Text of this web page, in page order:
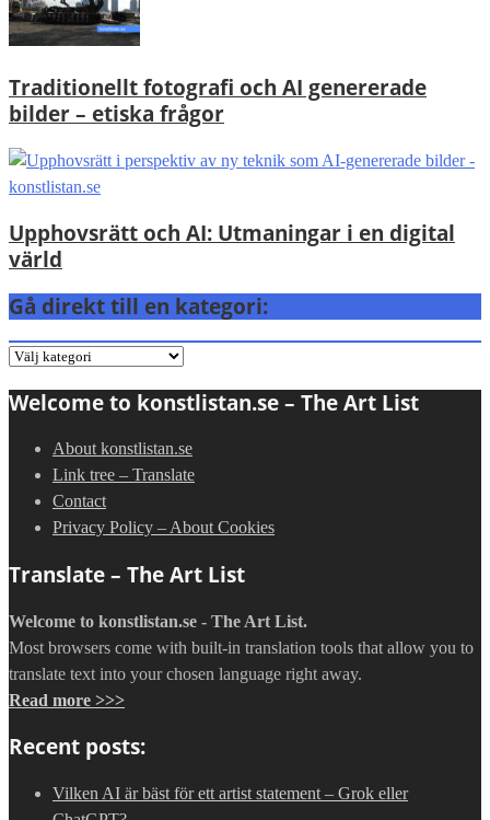
Traditionellt fotografi och AI genererade
bilder – etiska frågor
Upphovsrätt och AI: Utmaningar i en digital
värld
Gå direkt till en kategori:
Gå
till
kategori:
Welcome to konstlistan.se – The Art List
About konstlistan.se
Link tree – Translate
Contact
Privacy Policy – About Cookies
Translate – The Art List
Welcome to konstlistan.se - The Art List.
Most browsers come with built-in translation tools that allow you to
translate text into your chosen language right away.
Read more >>>
Recent posts:
Vilken AI är bäst för ett artist statement – Grok eller